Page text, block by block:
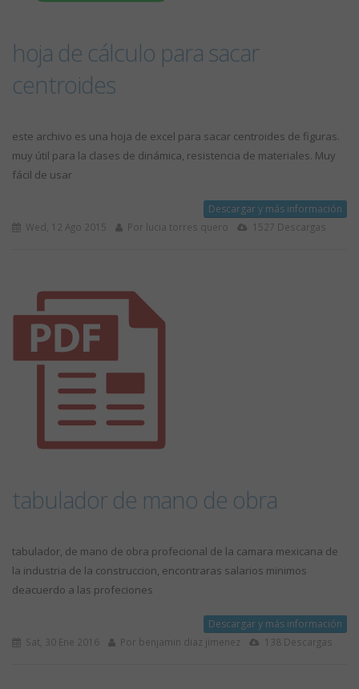
hoja de cálculo para sacar
centroides
este archivo es una hoja de excel para sacar centroides de figuras.
muy útil para la clases de dinámica, resistencia de materiales. Muy
fácil de usar
Descargar y más información
Wed, 12 Ago 2015 Por lucia torres quero 1527 Descargas
tabulador de mano de obra
tabulador, de mano de obra profecional de la camara mexicana de
la industria de la construccion, encontraras salarios minimos
deacuerdo a las profeciones
Descargar y más información
Sat, 30 Ene 2016 Por benjamin diaz jimenez 138 Descargas